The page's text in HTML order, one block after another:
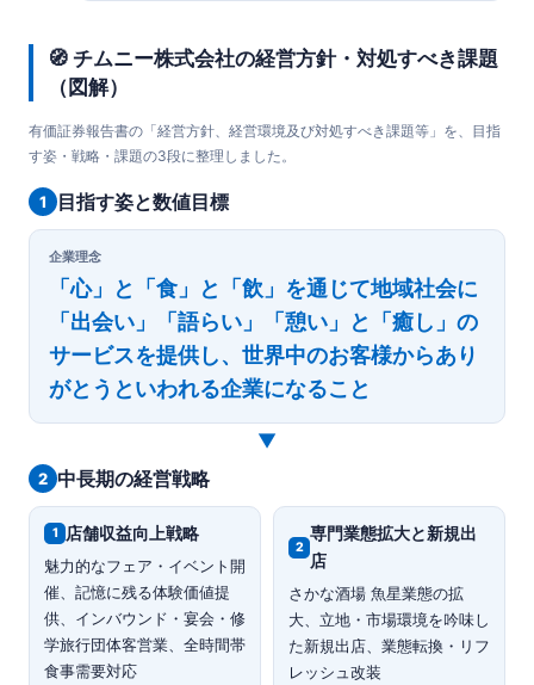
🧭 チムニー株式会社の経営方針・対処すべき課題
（図解）
有価証券報告書の「経営方針、経営環境及び対処すべき課題等」を、目指
す姿・戦略・課題の3段に整理しました。
1 目指す姿と数値目標
企業理念
「心」と「食」と「飲」を通じて地域社会に
「出会い」「語らい」「憩い」と「癒し」の
サービスを提供し、世界中のお客様からあり
がとうといわれる企業になること
▼
2 中長期の経営戦略
1 店舗収益向上戦略
魅力的なフェア・イベント開
催、記憶に残る体験価値提
供、インバウンド・宴会・修
学旅行団体客営業、全時間帯
食事需要対応
2
専門業態拡大と新規出
店
さかな酒場 魚星業態の拡
大、立地・市場環境を吟味し
た新規出店、業態転換・リフ
レッシュ改装